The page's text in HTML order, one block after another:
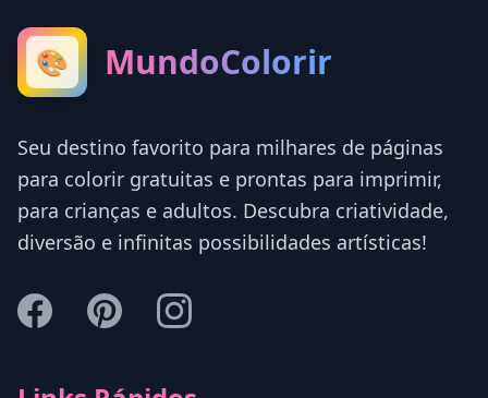
🎨 MundoColorir
Seu destino favorito para milhares de páginas
para colorir gratuitas e prontas para imprimir,
para crianças e adultos. Descubra criatividade,
diversão e infinitas possibilidades artísticas!